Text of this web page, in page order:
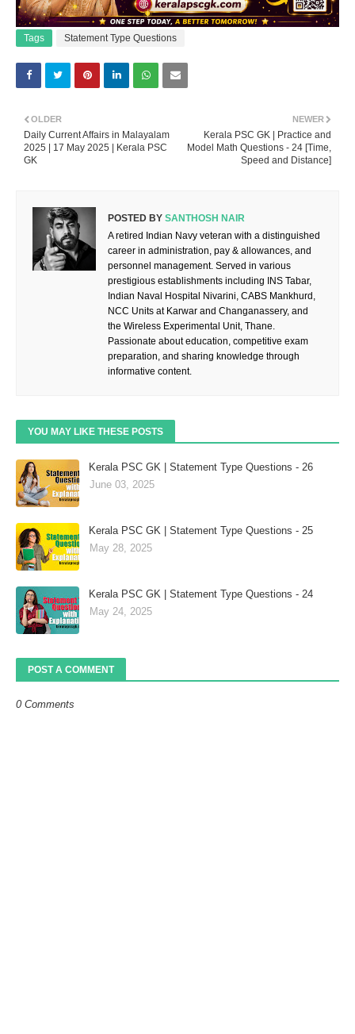
Tags Statement Type Questions
NEWER
Kerala PSC GK | Practice and
Model Math Questions - 24 [Time,
Speed and Distance]
OLDER
Daily Current Affairs in Malayalam
2025 | 17 May 2025 | Kerala PSC
GK
POSTED BY SANTHOSH NAIR
A retired Indian Navy veteran with a distinguished
career in administration, pay & allowances, and
personnel management. Served in various
prestigious establishments including INS Tabar,
Indian Naval Hospital Nivarini, CABS Mankhurd,
NCC Units at Karwar and Changanassery, and
the Wireless Experimental Unit, Thane.
Passionate about education, competitive exam
preparation, and sharing knowledge through
informative content.
YOU MAY LIKE THESE POSTS
Kerala PSC GK | Statement Type Questions - 26
June 03, 2025
Kerala PSC GK | Statement Type Questions - 25
May 28, 2025
Kerala PSC GK | Statement Type Questions - 24
May 24, 2025
POST A COMMENT
0 Comments